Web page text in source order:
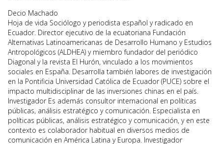
Decio Machado
Hoja de vida Sociólogo y periodista español y radicado en
Ecuador. Director ejecutivo de la ecuatoriana Fundación
Alternativas Latinoamericanas de Desarrollo Humano y Estudios
Antropológicos (ALDHEA) y miembro fundador del periódico
Diagonal y la revista El Hurón, vinculado a los movimientos
sociales en España. Desarrolla también labores de investigación
en la Pontificia Universidad Católica de Ecuador (PUCE) sobre el
impacto multidisciplinar de las inversiones chinas en el país.
Investigador Es además consultor internacional en políticas
públicas, análisis estratégico y comunicación. Especialista en
políticas públicas, análisis estratégico y comunicación, y en este
contexto es colaborador habitual en diversos medios de
comunicación en América Latina y Europa. Investigador